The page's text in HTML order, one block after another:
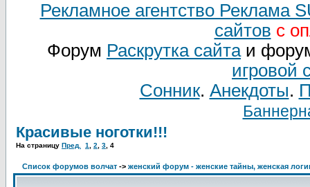
Рекламное агентство Реклама
сайтов с
Форум Раскрутка сайтаи
игровой
Сонник. Анекдоты.
Красивые ноготки!!!
На страницу Пред. 1 2 3 4
Список форумов волчат -> женский форум - женские тайны, женская